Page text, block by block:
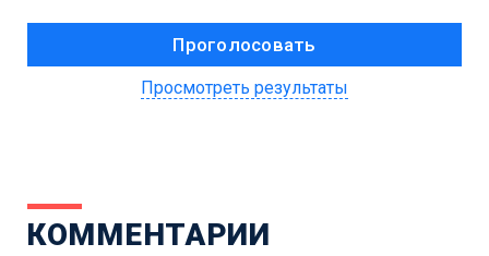
Просмотреть результаты
КОММЕНТАРИИ